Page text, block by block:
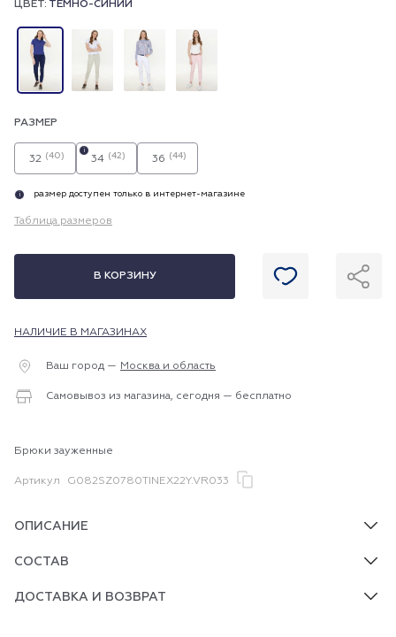
ЦВЕТ: ТЕМНО-СИНИЙ
РАЗМЕР
32 (40) 34 (42)
i
36 (44)
i размер доступен только в интернет-магазине
Таблица размеров
В КОРЗИНУ
НАЛИЧИЕ В МАГАЗИНАХ
Ваш город — Москва и область
Самовывоз из магазина, сегодня — бесплатно
Брюки зауженные
Артикул G082SZ0780TINEX22Y.VR033
ОПИСАНИЕ
СОСТАВ
ДОСТАВКА И ВОЗВРАТ